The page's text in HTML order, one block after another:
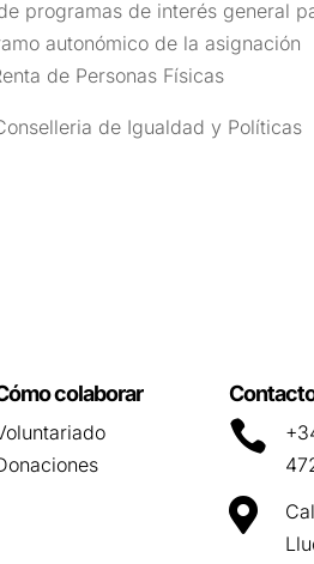
programas de interés general
autonómico de la asignación
de Personas Físicas
de Igualdad y Políticas
colaborar

